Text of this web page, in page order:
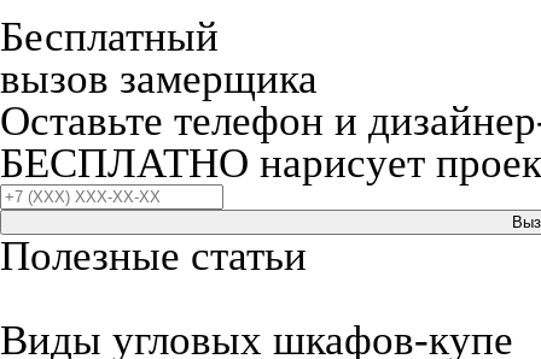
Бесплатный
вызов замерщика
Оставьте телефон и
БЕСПЛАТНО нарисует
Полезные статьи
Виды угловых шкафов-купе